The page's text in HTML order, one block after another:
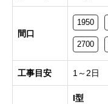
間口
1950
2700
工事目安 1～2日
I型